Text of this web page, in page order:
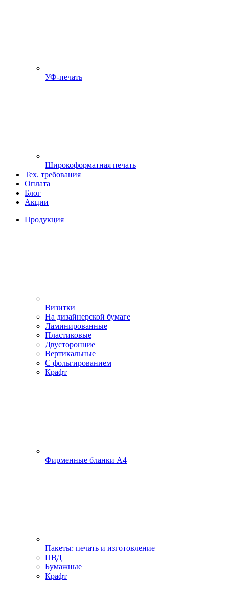
УФ-печать
Широкоформатная печать
Тех. требования
Оплата
Блог
Акции
Продукция
Визитки
На дизайнерской бумаге
Ламинированные
Пластиковые
Двусторонние
Вертикальные
С фольгированием
Крафт
Фирменные бланки А4
Пакеты: печать и изготовление
ПВД
Бумажные
Крафт